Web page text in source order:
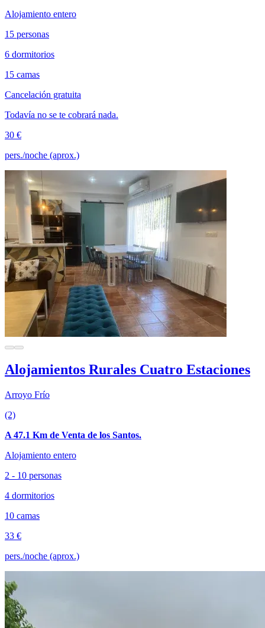
Alojamiento entero
15 personas
6 dormitorios
15 camas
Cancelación gratuita
Todavía no se te cobrará nada.
30 €
pers./noche (aprox.)
Alojamientos Rurales Cuatro Estaciones
Arroyo Frío
(2)
A 47.1 Km de Venta de los Santos.
Alojamiento entero
2 - 10 personas
4 dormitorios
10 camas
33 €
pers./noche (aprox.)